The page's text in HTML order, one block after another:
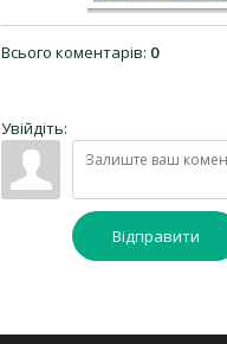
Всього коментарів: 0
Увійдіть:
Відправити